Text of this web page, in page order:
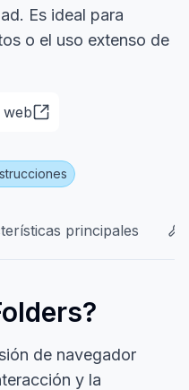
Es ideal para
o el uso extenso de
web
principales
de navegador
y la